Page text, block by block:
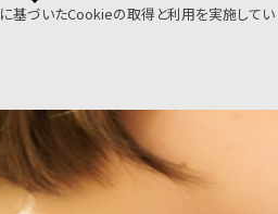
に基づいたCookieの取得と利用を実施してい